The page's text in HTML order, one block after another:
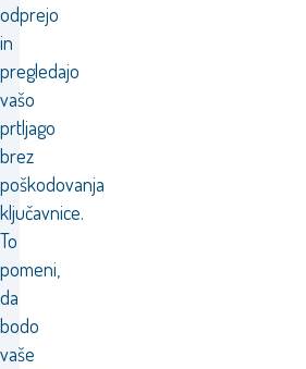
odprejo
in
pregledajo
vašo
prtljago
brez
poškodovanja
ključavnice.
To
pomeni,
da
bodo
vaše